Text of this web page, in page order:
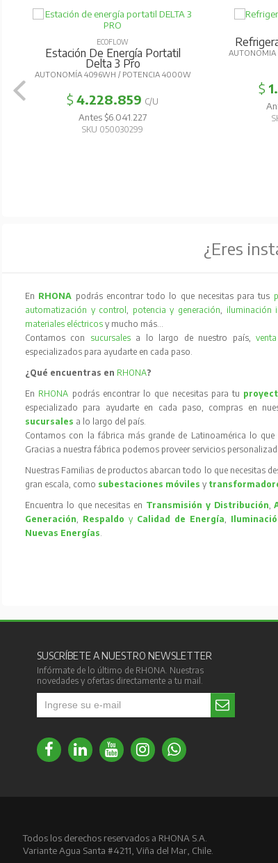
ECOFLOW
Estación De Energía Portatil
Delta 3 Pro
AUTONOMÍA 4096WH / POTENCIA 4000W
$ 4.228.859 C/U
Antes $6.041.227
SKU 050030299
AUTONOMIA
$
¿Eres
En RHONA podrás encontrar todo lo que necesitas para tus
automatización y control, potencia y generación, iluminación
materiales eléctricos y mucho más…
Contamos con sucursales a lo largo de nuestro país,
especializados para ayudarte en cada paso.
¿Qué encuentras en RHONA?
En RHONA podrás encontrar lo que necesitas para tu
especializado para ayudarte en cada paso, compras en
sucursales a lo largo del país.
Contamos con la fábrica más grande de Latinoamérica lo
Gracias a nuestra fábrica podemos proveer servicios
Nuestras Familias de productos abarcan todo lo que necesitas
gran escala, como subestaciones móvilesy
Encuentra lo que necesitas en Transmisión y Distribución,
Generación, Respaldo y Calidad de Energía,
Nuevas Energías.
SUSCRÍBETE A NUESTRO NEWSLETTER
Infórmate de lo último de RHONA. Nuestras
novedades y ofertas directamente a tu mail.
Todos los derechos reservados a RHONA S.A.
Variante Agua Santa #4211, Viña del Mar, Chile.